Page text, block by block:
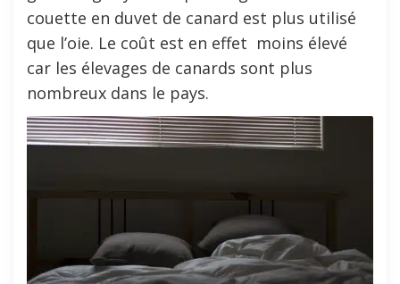
couette en duvet de canard est plus utilisé
que l’oie. Le coût est en effet moins élevé
car les élevages de canards sont plus
nombreux dans le pays.